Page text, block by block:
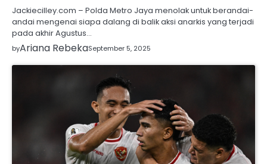
Jackiecilley.com – Polda Metro Jaya menolak untuk berandai-
andai mengenai siapa dalang di balik aksi anarkis yang terjadi
pada akhir Agustus…
byAriana RebekaSeptember 5, 2025